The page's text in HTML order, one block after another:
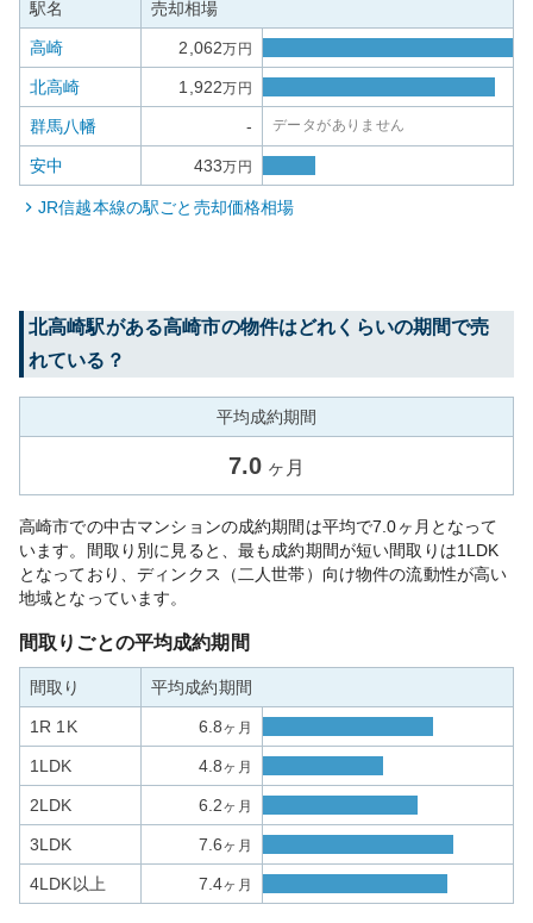
駅名 売却相場
高崎 2,062万円
北高崎 1,922万円
群馬八幡 - データがありません
安中 433万円
JR信越本線の駅ごと売却価格相場
北高崎駅がある高崎市の物件はどれくらいの期間で売
れている？
平均成約期間
7.0 ヶ月
高崎市での中古マンションの成約期間は平均で7.0ヶ月となって
います。間取り別に見ると、最も成約期間が短い間取りは1LDK
となっており、ディンクス（二人世帯）向け物件の流動性が高い
地域となっています。
間取りごとの平均成約期間
間取り 平均成約期間
1R 1K 6.8ヶ月
1LDK 4.8ヶ月
2LDK 6.2ヶ月
3LDK 7.6ヶ月
4LDK以上 7.4ヶ月